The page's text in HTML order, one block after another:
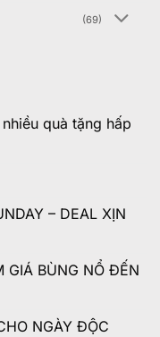
(69)
quà tặng hấp
– DEAL XỊN
GIÁ BÙNG NỔ ĐẾN
NGÀY ĐỘC